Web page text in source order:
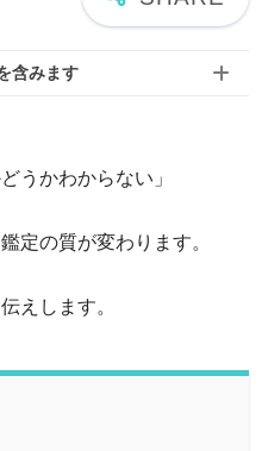
含みます
うかわからない」
定の質が変わります。
えします。